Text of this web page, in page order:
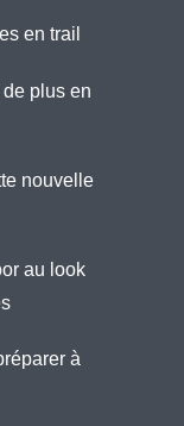
en trail
plus en
nouvelle
au look
à